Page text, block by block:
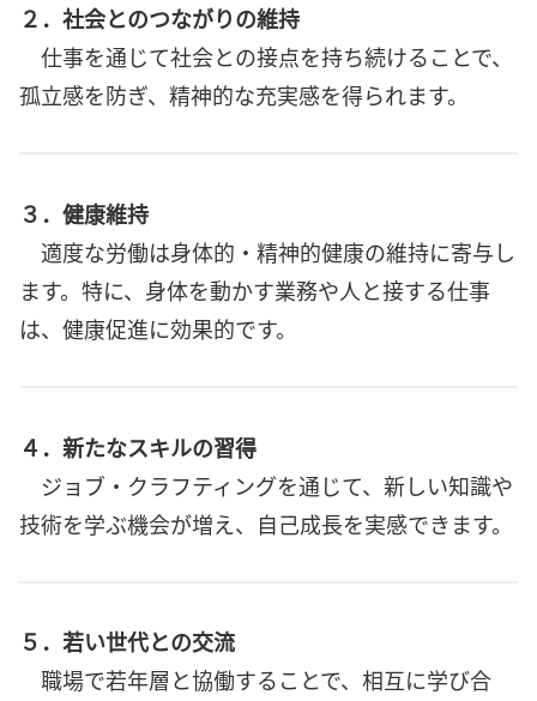
２．社会とのつながりの維持
仕事を通じて社会との接点を持ち続けることで、
孤立感を防ぎ、精神的な充実感を得られます。
３．健康維持
適度な労働は身体的・精神的健康の維持に寄与し
ます。特に、身体を動かす業務や人と接する仕事
は、健康促進に効果的です。
４．新たなスキルの習得
ジョブ・クラフティングを通じて、新しい知識や
技術を学ぶ機会が増え、自己成長を実感できます。
５．若い世代との交流
職場で若年層と協働することで、相互に学び合